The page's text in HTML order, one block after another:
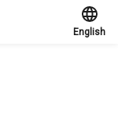
English